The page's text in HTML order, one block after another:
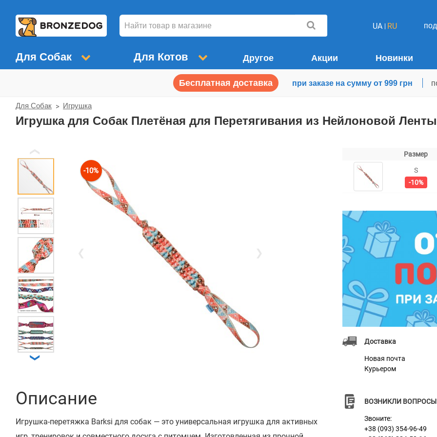
UA RU
Для Собак Для Котов Другое Акции Новинки
Бесплатная доставка при заказе на сумму от 999 грн
Для Собак Игрушка
Игрушка для Собак Плетёная для Перетягивания из Нейлоновой
-10%
❯
Описание
Игрушка-перетяжка Barksi для собак — это универсальная игрушка для активных
Размер
S
-10%
Доставка
Новая почта
Курьером
ВОЗНИКЛИ
Звоните:
+38 (093) 354-96-49